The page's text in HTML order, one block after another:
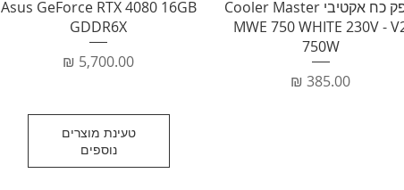
תצוגה מהירהספק כח אקטיבי Cooler Master
MWE 750 WHITE 230V -
750W
מחיר
תצוגה מהירה
Asus GeForce RTX 4080 16GB
GDDR6X
מחיר
טעינת מוצרים
נוספים